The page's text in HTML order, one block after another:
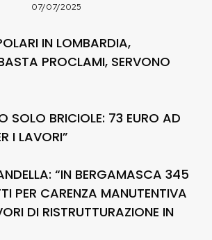
07/07/2025
IN LOMBARDIA,
PROCLAMI, SERVONO
SOLO BRICIOLE: 73 EURO AD
I LAVORI”
“IN BERGAMASCA 345
PER CARENZA MANUTENTIVA
DI RISTRUTTURAZIONE IN